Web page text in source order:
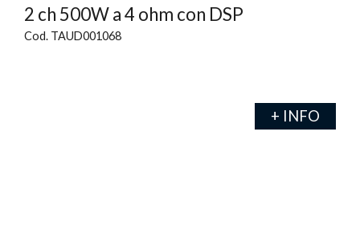
2 ch 500W a 4 ohm con DSP
Cod. TAUD001068
+ INFO